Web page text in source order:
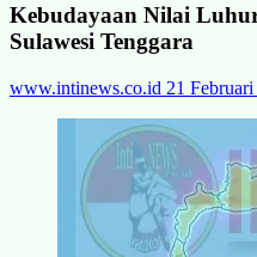
Kebudayaan Nilai
Sulawesi Tenggara
www.intinews.co.id 21 Februari